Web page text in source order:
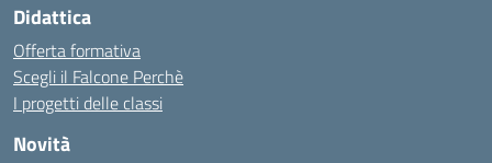
Didattica
Offerta formativa
Scegli il Falcone Perchè
I progetti delle classi
Novità